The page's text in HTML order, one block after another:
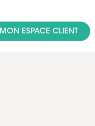
MON ESPACE CLIENT